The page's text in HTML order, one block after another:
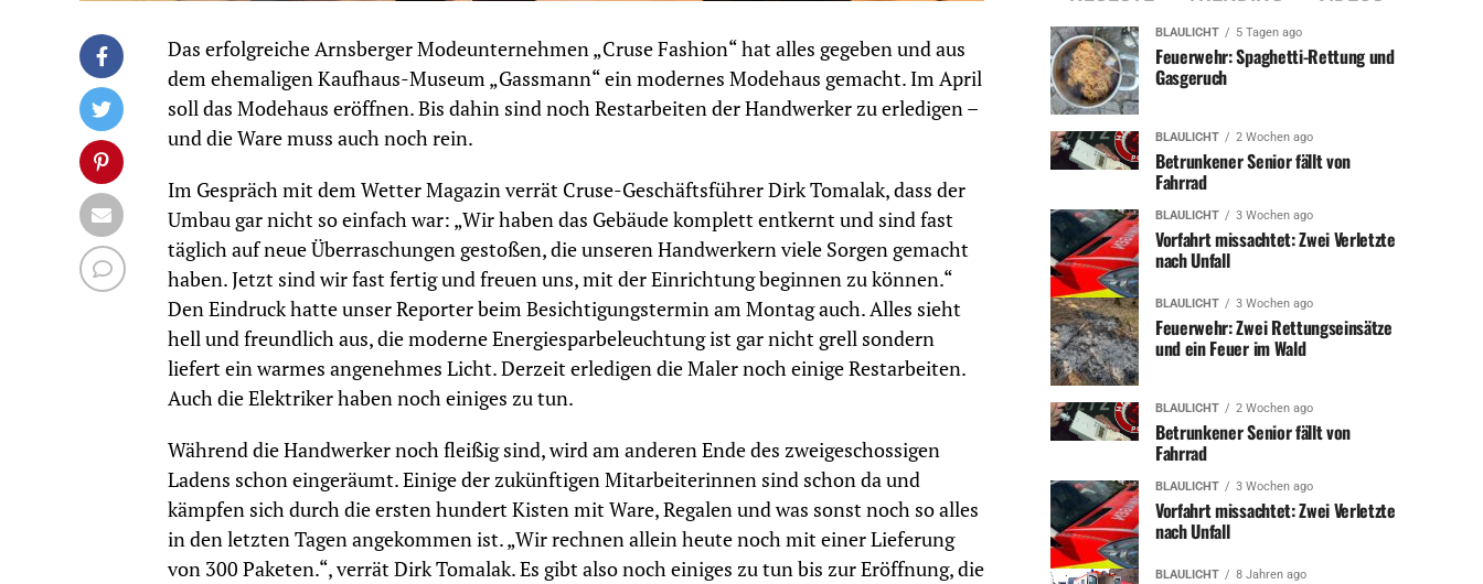
Das erfolgreiche Arnsberger Modeunternehmen „Cruse Fashion“ hat alles gegeben und aus
dem ehemaligen Kaufhaus-Museum „Gassmann“ ein modernes Modehaus gemacht. Im April
soll das Modehaus eröffnen. Bis dahin sind noch Restarbeiten der Handwerker zu erledigen –
und die Ware muss auch noch rein.
Im Gespräch mit dem Wetter Magazin verrät Cruse-Geschäftsführer Dirk Tomalak, dass der
Umbau gar nicht so einfach war: „Wir haben das Gebäude komplett entkernt und sind fast
täglich auf neue Überraschungen gestoßen, die unseren Handwerkern viele Sorgen gemacht
haben. Jetzt sind wir fast fertig und freuen uns, mit der Einrichtung beginnen zu können.“
Den Eindruck hatte unser Reporter beim Besichtigungstermin am Montag auch. Alles sieht
hell und freundlich aus, die moderne Energiesparbeleuchtung ist gar nicht grell sondern
liefert ein warmes angenehmes Licht. Derzeit erledigen die Maler noch einige Restarbeiten.
Auch die Elektriker haben noch einiges zu tun.
Während die Handwerker noch fleißig sind, wird am anderen Ende des zweigeschossigen
Ladens schon eingeräumt. Einige der zukünftigen Mitarbeiterinnen sind schon da und
kämpfen sich durch die ersten hundert Kisten mit Ware, Regalen und was sonst noch so alles
in den letzten Tagen angekommen ist. „Wir rechnen allein heute noch mit einer Lieferung
von 300 Paketen.“, verrät Dirk Tomalak. Es gibt also noch einiges zu tun bis zur Eröffnung, die
BLAULICHT 5 Tagen ago
Feuerwehr: Spaghetti-Rettung und
Gasgeruch
BLAULICHT 2 Wochen ago
Betrunkener Senior fällt von
Fahrrad
BLAULICHT 3 Wochen ago
Vorfahrt missachtet: Zwei Verletzte
nach Unfall
BLAULICHT 3 Wochen ago
Feuerwehr: Zwei Rettungseinsätze
und ein Feuer im Wald
BLAULICHT 2 Wochen ago
Betrunkener Senior fällt von
Fahrrad
BLAULICHT 3 Wochen ago
Vorfahrt missachtet: Zwei Verletzte
nach Unfall
BLAULICHT 8 Jahren ago